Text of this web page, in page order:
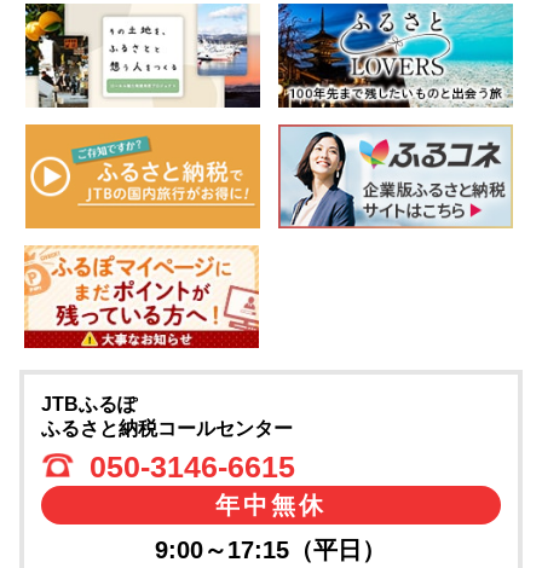
JTBふるぽ
ふるさと納税コールセンター
050-3146-6615
年中無休
9:00～17:15（平日）